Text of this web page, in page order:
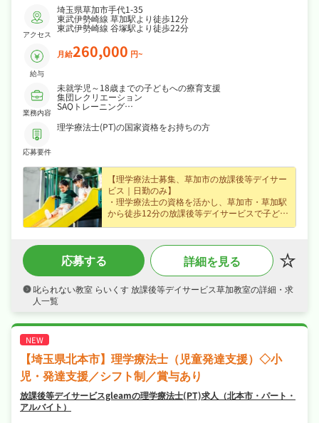
アクセス
埼玉県草加市手代1-35
東武伊勢崎線 草加駅より徒歩12分
東武伊勢崎線 谷塚駅より徒歩22分
給与
月給260,000 円~
業務内容
未就学児～18歳までの子どもへの療育支援
集団レクリエーション
SAQトレーニング
ソーシャルスキル習得支援
送迎業務あり
応募要件
理学療法士(PT)の国家資格をお持ちの方
【理学療法士募集、草加市の放課後等デイサー
ビス｜日勤のみ】
・理学療法士の資格を活かし、草加市・草加駅
から徒歩12分の放課後等デイサービスで子ども
・正社員で月給26万円〜、賞与あり・昇給あり
など好待遇で、あなたの経験を正当に評価しま
ハリよく働け、年末年始休暇など長期休暇も取
「働きたい」を全力でサポートします！
応募する 詳細を見る
叱られない教室 らいくす 放課後等デイサービス草加教室の詳細・求
人一覧
【埼玉県北本市】理学療法士（児童発達支援）◇小
児・発達支援／シフト制／賞与あり
放課後等デイサービスgleamの理学療法士(PT)求人（北本市・パート・
アルバイト）